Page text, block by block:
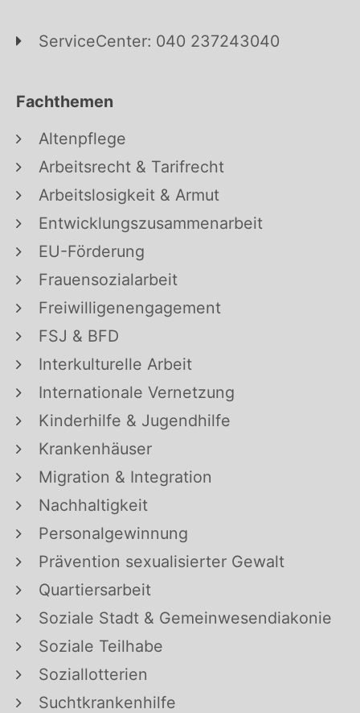
ServiceCenter: 040 237243040
Fachthemen
Altenpflege
Arbeitsrecht & Tarifrecht
Arbeitslosigkeit & Armut
Entwicklungszusammenarbeit
EU-Förderung
Frauensozialarbeit
Freiwilligenengagement
FSJ & BFD
Interkulturelle Arbeit
Internationale Vernetzung
Kinderhilfe & Jugendhilfe
Krankenhäuser
Migration & Integration
Nachhaltigkeit
Personalgewinnung
Prävention sexualisierter Gewalt
Quartiersarbeit
Soziale Stadt & Gemeinwesendiakonie
Soziale Teilhabe
Soziallotterien
Suchtkrankenhilfe